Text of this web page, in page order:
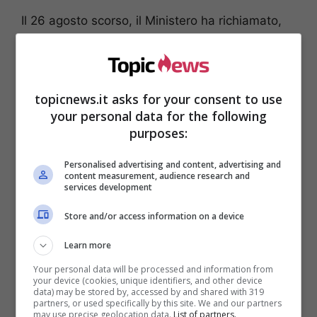
Il 26 agosto scorso, il Ministero ha richiamato,
informando i consumatori con una nota sul suo
sito ufficiale, deifagottini ai cereali di una nota
che si vendono nei supermercati. I
fagottini sono stati richiamati perché alcuni lotti
potrebbero contenere corpi estranei. Scopriamo
insieme quali sono i lotti ritirati dal mercato e
che quindi, chi li ha comprati, deve
assolutamente riportare in negozio e non
mangiarli.
topicnews.it asks for your consent to use
your personal data for the following
purposes:
Personalised advertising and content, advertising and
content measurement, audience research and
services development
Store and/or access information on a device
Learn more
Your personal data will be processed and information from
your device (cookies, unique identifiers, and other device
data) may be stored by, accessed by and shared with 319
partners, or used specifically by this site. We and our partners
may use precise geolocation data. List of partners.